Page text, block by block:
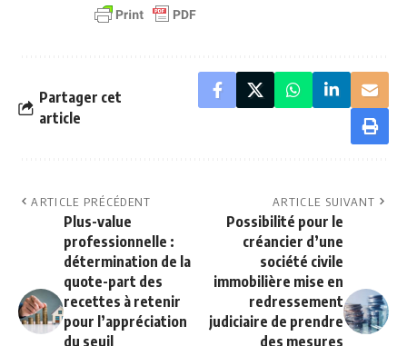
Partager cet
article
ARTICLE PRÉCÉDENT
Plus-value
professionnelle :
détermination de la
quote-part des
recettes à retenir
pour l’appréciation
du seuil
ARTICLE SUIVANT
Possibilité pour le
créancier d’une
société civile
immobilière mise en
redressement
judiciaire de prendre
des mesures